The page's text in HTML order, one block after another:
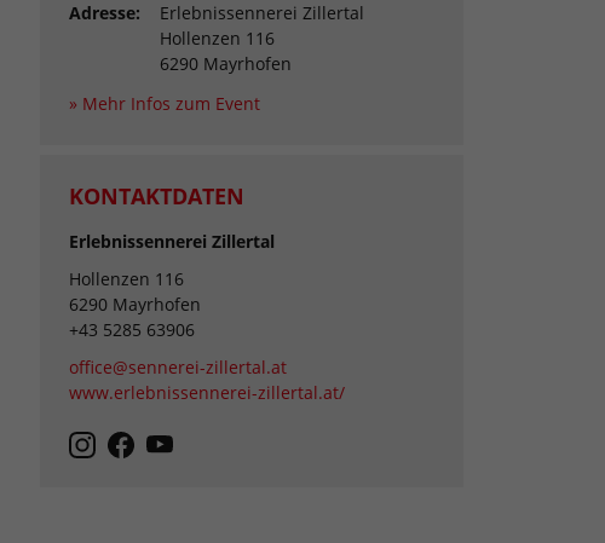
Adresse:
Erlebnissennerei Zillertal
Hollenzen 116
6290 Mayrhofen
» Mehr Infos zum Event
KONTAKTDATEN
Erlebnissennerei Zillertal
Hollenzen 116
6290 Mayrhofen
+43 5285 63906
office@sennerei-zillertal.at
www.erlebnissennerei-zillertal.at/